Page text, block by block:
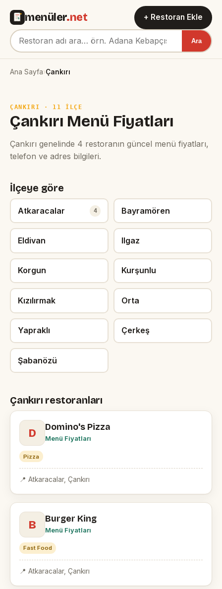
menüler.net
Ara
+ Restoran Ekle
Ana Sayfa›Çankırı
ÇANKIRI · 11 ILÇE
Çankırı Menü Fiyatları
Çankırı genelinde 4 restoranın güncel menü fiyatları,
telefon ve adres bilgileri.
İlçeye göre
Atkaracalar 4 Bayramören
Eldivan Ilgaz
Korgun Kurşunlu
Kızılırmak Orta
Yapraklı Çerkeş
Şabanözü
Çankırı restoranları
D Domino's Pizza
Menü Fiyatları
Pizza
📍 Atkaracalar, Çankırı
B Burger King
Menü Fiyatları
Fast Food
📍 Atkaracalar, Çankırı